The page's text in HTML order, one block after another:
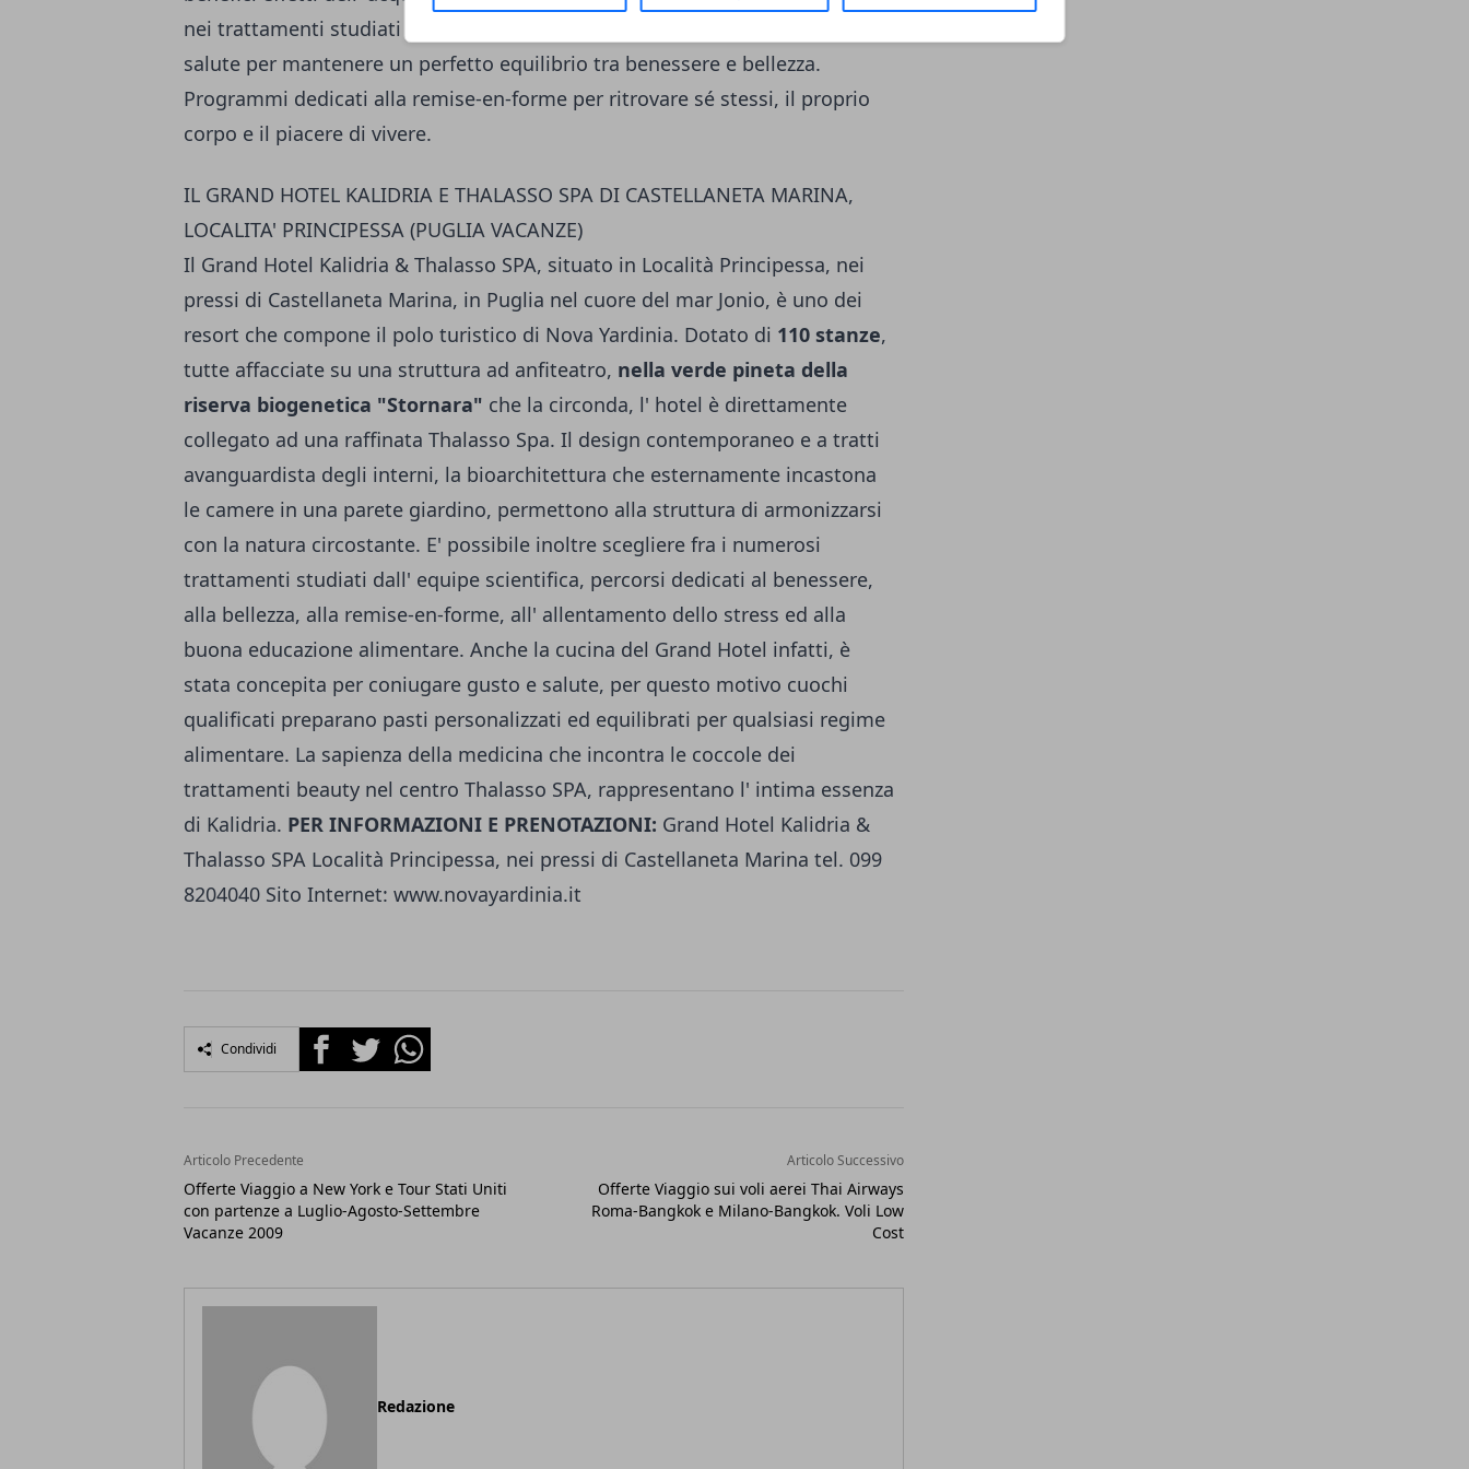
nei trattamenti studiati dall'
salute per mantenere un perfetto equilibrio tra benessere e bellezza.
Programmi dedicati alla remise-en-forme per ritrovare sé stessi, il proprio
corpo e il piacere di vivere.
IL GRAND HOTEL KALIDRIA E THALASSO SPA DI CASTELLANETA MARINA,
LOCALITA' PRINCIPESSA (PUGLIA VACANZE)
Il Grand Hotel Kalidria & Thalasso SPA, situato in Località Principessa, nei
pressi di Castellaneta Marina, in Puglia nel cuore del mar Jonio, è uno dei
resort che compone il polo turistico di Nova Yardinia. Dotato di 110 stanze,
tutte affacciate su una struttura ad anfiteatro, nella verde pineta della
riserva biogenetica "Stornara" che la circonda, l' hotel è direttamente
collegato ad una raffinata Thalasso Spa. Il design contemporaneo e a tratti
avanguardista degli interni, la bioarchitettura che esternamente incastona
le camere in una parete giardino, permettono alla struttura di armonizzarsi
con la natura circostante. E' possibile inoltre scegliere fra i numerosi
trattamenti studiati dall' equipe scientifica, percorsi dedicati al benessere,
alla bellezza, alla remise-en-forme, all' allentamento dello stress ed alla
buona educazione alimentare. Anche la cucina del Grand Hotel infatti, è
stata concepita per coniugare gusto e salute, per questo motivo cuochi
qualificati preparano pasti personalizzati ed equilibrati per qualsiasi regime
alimentare. La sapienza della medicina che incontra le coccole dei
trattamenti beauty nel centro Thalasso SPA, rappresentano l' intima essenza
di Kalidria. PER INFORMAZIONI E PRENOTAZIONI: Grand Hotel Kalidria &
Thalasso SPA Località Principessa, nei pressi di Castellaneta Marina tel. 099
8204040 Sito Internet: www.novayardinia.it
Condividi FacebookTwitterWhatsapp
Articolo Precedente
Offerte Viaggio a New York e Tour Stati Uniti
con partenze a Luglio-Agosto-Settembre
Vacanze 2009
Articolo Successivo
Offerte Viaggio sui voli aerei Thai Airways
Roma-Bangkok e Milano-Bangkok. Voli Low
Cost
Redazione